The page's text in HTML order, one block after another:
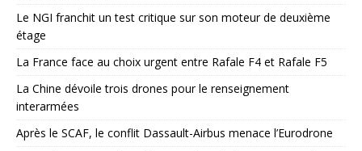
Le NGI franchit un test critique sur son moteur de deuxième
étage
La France face au choix urgent entre Rafale F4 et Rafale F5
La Chine dévoile trois drones pour le renseignement
interarmées
Après le SCAF, le conflit Dassault-Airbus menace l’Eurodrone